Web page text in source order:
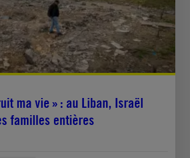
ma vie » : au Liban, Israël
familles entières